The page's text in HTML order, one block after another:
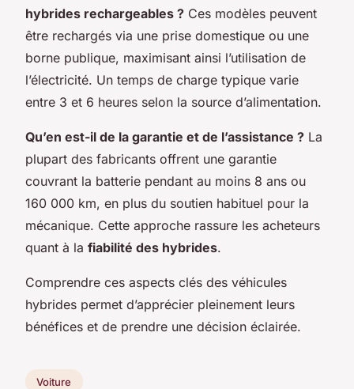
hybrides rechargeables ? Ces modèles peuvent
être rechargés via une prise domestique ou une
borne publique, maximisant ainsi l’utilisation de
l’électricité. Un temps de charge typique varie
entre 3 et 6 heures selon la source d’alimentation.
Qu’en est-il de la garantie et de l’assistance ? La
plupart des fabricants offrent une garantie
couvrant la batterie pendant au moins 8 ans ou
160 000 km, en plus du soutien habituel pour la
mécanique. Cette approche rassure les acheteurs
quant à la fiabilité des hybrides.
Comprendre ces aspects clés des véhicules
hybrides permet d’apprécier pleinement leurs
bénéfices et de prendre une décision éclairée.
Voiture